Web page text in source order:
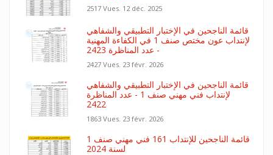
2517 Vues. 12 déc. 2025
قائمة الناجحين في الإختبار التطبيقي والشفاهي
لإنتداب عون مختص صنف 1 في الكفاءة المهنية
- عدد المناظرة 2423
2427 Vues. 23 févr. 2026
قائمة الناجحين في الإختبار التطبيقي والشفاهي
لإنتداب فني مهني صنف 1 - عدد المناظرة
2422
1863 Vues. 23 févr. 2026
قائمة الناجحين للإنتداب 161 فني مهني صنف 1
لسنة 2024